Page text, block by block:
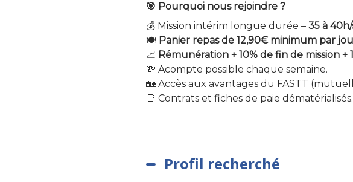
🎯 Pourquoi nous rejoindre ?
💰 Mission intérim longue durée – 35 à
🍽️ Panier repas de 12,90€ minimum par
📈 Rémunération + 10% de fin de mission +
💸 Acompte possible chaque semaine.
🏡 Accès aux avantages du FASTT
📑 Contrats et fiches de paie dématérialisés.
Profil recherché